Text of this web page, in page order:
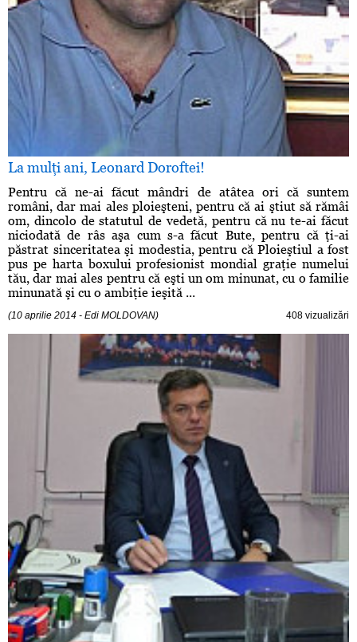
La mulţi ani, Leonard Doroftei!
Pentru că ne-ai făcut mândri de atâtea ori că suntem
români, dar mai ales ploieşteni, pentru că ai ştiut să rămâi
om, dincolo de statutul de vedetă, pentru că nu te-ai făcut
niciodată de râs aşa cum s-a făcut Bute, pentru că ţi-ai
păstrat sinceritatea şi modestia, pentru că Ploieştiul a fost
pus pe harta boxului profesionist mondial graţie numelui
tău, dar mai ales pentru că eşti un om minunat, cu o familie
minunată şi cu o ambiţie ieşită ...
(10 aprilie 2014 - Edi MOLDOVAN) 408 vizualizări